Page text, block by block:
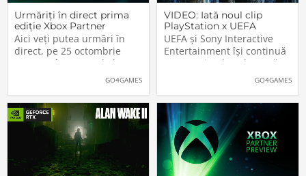
Urmăriți în direct prima
ediție Xbox Partner
Preview
Aici veți putea urmări în
direct, pe 25 octombrie
2023, cu începere de la
20:00 (ora României), prima
Partner Preview, folosit de
Microsoft pentru
promovarea jocurilor de
Xbox, PC și […]The post
Urmăriți în
GO4GAMES
VIDEO: Iată noul clip
PlayStation x UEFA
Champions League. Nu
lipsesc vedetele din
jocurile Sony
UEFA și Sony Interactive
Entertainment își continuă
parteneriatul ce durează
deja de peste un sfert de
dintre principalii sponsorii
ai celei mai prestigioase
competiții fotbalistice la
nivel de echipe de club:
GO4GAMES